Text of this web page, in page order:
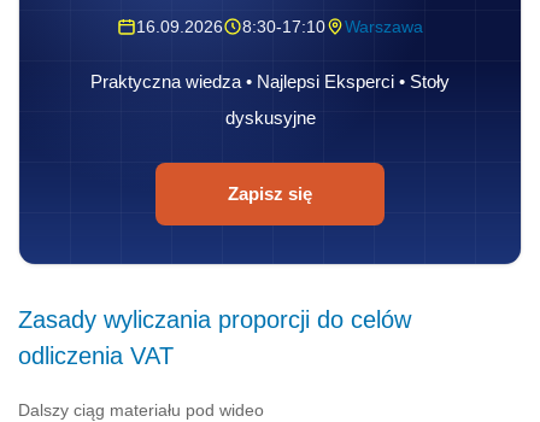
16.09.2026 8:30-17:10 Warszawa
Praktyczna wiedza • Najlepsi Eksperci • Stoły
dyskusyjne
Zapisz się
Zasady wyliczania proporcji do celów
odliczenia VAT
Dalszy ciąg materiału pod wideo